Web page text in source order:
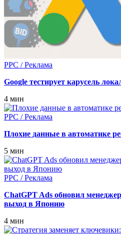
PPC / Реклама
Google тестирует карусель
4 мин
PPC / Реклама
Плохие данные в автоматике
5 мин
PPC / Реклама
ChatGPT Ads обновил
выход в Японию
4 мин